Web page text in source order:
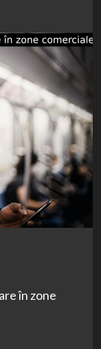
în zone